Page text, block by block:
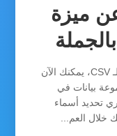
ميزة
باستخدام ميزة التحميل المجمع الجديدة لـ CSV، يمكنك الآن
1 مليون مجموعة بيانات في
تحديد أسماء
العم...